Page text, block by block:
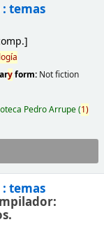
temas
yform: Not fiction
Pedro Arrupe(1)
temas